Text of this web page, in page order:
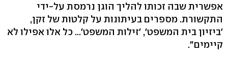
אפשרית שבה זכותו להליך הוגן נרמסת על-ידי
התקשורת. מספרים בעיתונות על קלטות של זקן,
'ביזיון בית המשפט', 'זילות המשפט'... כל אלו אפילו לא
קיימים".